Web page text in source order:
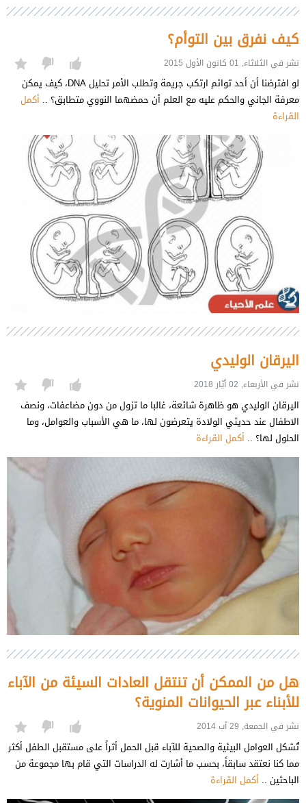
كيف نفرق بين التوأم؟
نشر في الثلاثاء, 01 كانون الأول 2015
لو افترضنا أن أحد توائم ارتكب جريمة وتطلب الأمر تحليل DNA، كيف يمكن
معرفة الجاني والحكم عليه مع العلم أن حمضهما النووي متطابق؟ .. أكمل
القراءة
اليرقان الوليدي
نشر في الأربعاء, 02 أيّار 2018
اليرقان الوليدي هو ظاهرة شائعة، غالبا ما تزول من دون مضاعفات، ونصف
الاطفال عند حديثي الولادة يتعرضون لها، ما هي الأسباب والعوامل، وما
الحلول لها؟ .. أكمل القراءة
هل من الممكن أن تنتقل العادات السيئة من الآباء
للأبناء عبر الحيوانات المنوية؟
نشر في الجمعة, 29 آب 2014
تُشكل العوامل البيئية والصحية للآباء قبل الحمل أثراً على مستقبل الطفل أكثر
مما كنا نعتقد سابقاً، بحسب ما أشارت له الدراسات التي قام بها مجموعة من
الباحثين .. أكمل القراءة